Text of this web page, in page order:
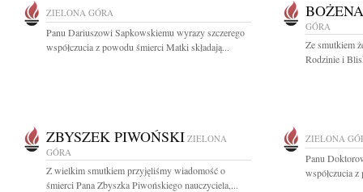
ZIELONA GÓRA
Panu Dariuszowi Sapkowskiemu wyrazy szczerego
współczucia z powodu śmierci Matki składają...
GÓRA
Ze smutkiem
Rodzinie i
ZBYSZEK PIWOŃSKI ZIELONA
GÓRA
Z wielkim smutkiem przyjęliśmy wiadomość o
śmierci Pana Zbyszka Piwońskiego nauczyciela,...
ZIELONA
Panu
współczucia